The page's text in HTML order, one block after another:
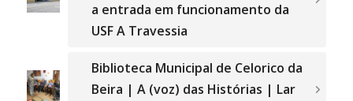
a entrada em funcionamento da
USF A Travessia
Biblioteca Municipal de Celorico da
Beira | A (voz) das Histórias | Lar